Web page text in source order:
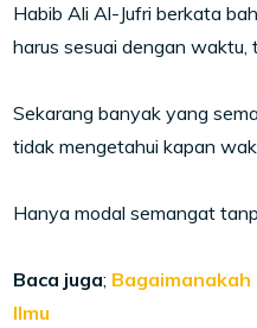
Habib Ali Al-Jufri berkata
harus sesuai dengan waktu,
Sekarang banyak yang
tidak mengetahui kapan
Hanya modal semangat
Baca juga;
Ilmu